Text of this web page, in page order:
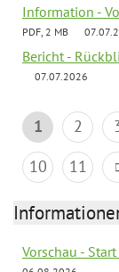
Information -
PDF, 2 MB
Bericht -
07.07.2026
1 2
10
11
Vorschau -